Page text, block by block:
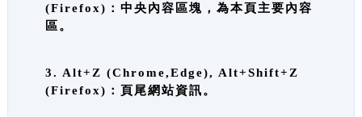
(Firefox)：中央內容區塊，為本頁主要內容
區。
3. Alt+Z (Chrome,Edge), Alt+Shift+Z
(Firefox)：頁尾網站資訊。